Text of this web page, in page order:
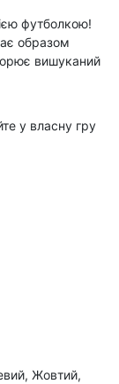
футболкою!
образом
вишуканий
у власну гру
Жовтий,